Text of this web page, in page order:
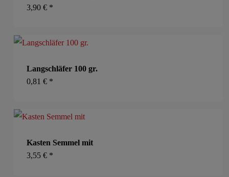
3,90 € *
Langschläfer 100 gr.
0,81 € *
Kasten Semmel mit
3,55 € *